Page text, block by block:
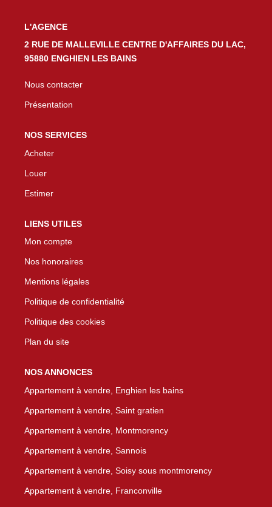
L'AGENCE
2 RUE DE MALLEVILLE CENTRE D'AFFAIRES DU LAC,
95880 ENGHIEN LES BAINS
Nous contacter
Présentation
NOS SERVICES
Acheter
Louer
Estimer
LIENS UTILES
Mon compte
Nos honoraires
Mentions légales
Politique de confidentialité
Politique des cookies
Plan du site
NOS ANNONCES
Appartement à vendre, Enghien les bains
Appartement à vendre, Saint gratien
Appartement à vendre, Montmorency
Appartement à vendre, Sannois
Appartement à vendre, Soisy sous montmorency
Appartement à vendre, Franconville